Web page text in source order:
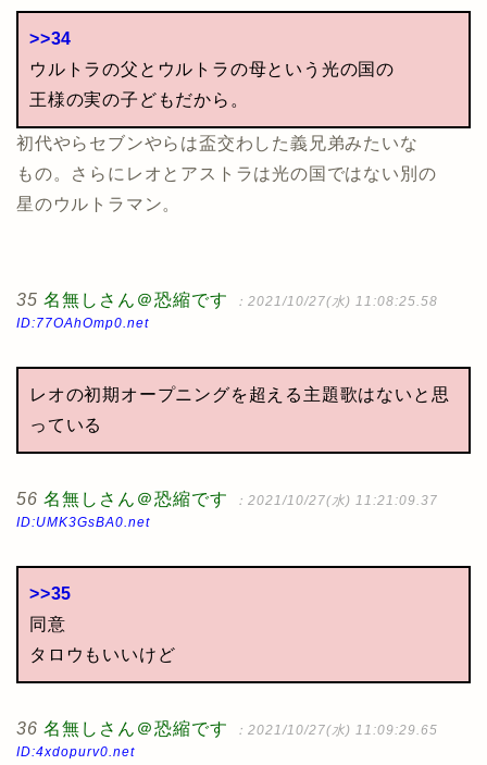
>>34
ウルトラの父とウルトラの母という光の国の
王様の実の子どもだから。
初代やらセブンやらは盃交わした義兄弟みたいな
もの。さらにレオとアストラは光の国ではない別の
星のウルトラマン。
35 名無しさん＠恐縮です
：2021/10/27(水) 11:08:25.58
ID:77OAhOmp0.net
レオの初期オープニングを超える主題歌はないと思
っている
56 名無しさん＠恐縮です
：2021/10/27(水) 11:21:09.37
ID:UMK3GsBA0.net
>>35
同意
タロウもいいけど
36 名無しさん＠恐縮です
：2021/10/27(水) 11:09:29.65
ID:4xdopurv0.net